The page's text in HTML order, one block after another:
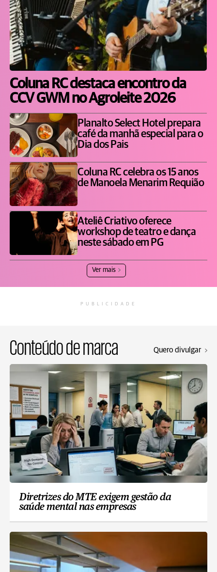
Coluna RC destaca encontro da
CCV GWM no Agroleite 2026
Planalto Select Hotel prepara
café da manhã especial para o
Dia dos Pais
Coluna RC celebra os 15 anos
de Manoela Menarim Requião
Ateliê Criativo oferece
workshop de teatro e dança
neste sábado em PG
Ver mais
PUBLICIDADE
Conteúdo de marca Quero divulgar
Diretrizes do MTE exigem gestão da
saúde mental nas empresas